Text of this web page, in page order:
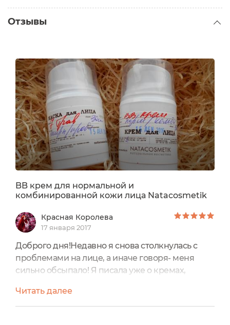
Отзывы
BB крем для нормальной и
комбинированной кожи лица Natacosmetik
Красная Королева
17 января 2017
Доброго дня!Недавно я снова столкнулась с
проблемами на лице, а иначе говоря- меня
сильно обсыпало! Я писала уже о кремах,
был не полный список моих помощников.
Теперь я расскажу о продуктах еще одной
Читать далее